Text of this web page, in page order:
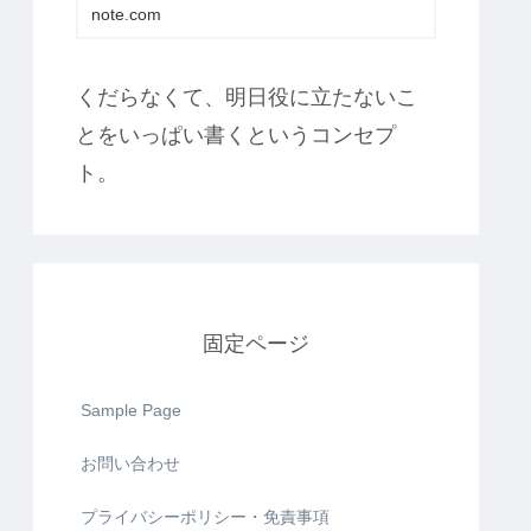
note.com
くだらなくて、明日役に立たないこ
とをいっぱい書くというコンセプ
ト。
固定ページ
Sample Page
お問い合わせ
プライバシーポリシー・免責事項